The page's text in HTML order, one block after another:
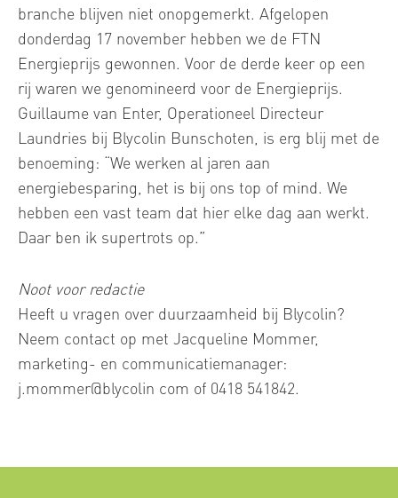
branche blijven niet onopgemerkt. Afgelopen
donderdag 17 november hebben we de FTN
Energieprijs gewonnen. Voor de derde keer op een
rij waren we genomineerd voor de Energieprijs.
Guillaume van Enter, Operationeel Directeur
Laundries bij Blycolin Bunschoten, is erg blij met de
benoeming: “We werken al jaren aan
energiebesparing, het is bij ons top of mind. We
hebben een vast team dat hier elke dag aan werkt.
Daar ben ik supertrots op.”
Noot voor redactie
Heeft u vragen over duurzaamheid bij Blycolin?
Neem contact op met Jacqueline Mommer,
marketing- en communicatiemanager:
j.mommer@blycolin com of 0418 541842.